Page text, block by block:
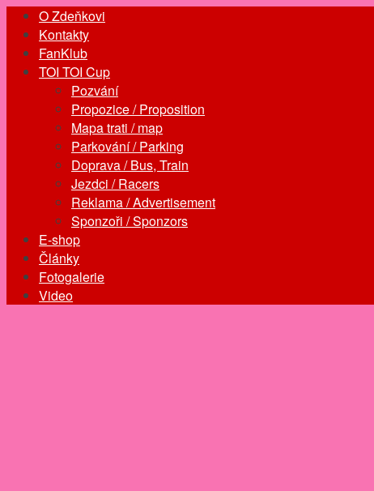
O Zdeňkovi
Kontakty
FanKlub
TOI TOI Cup
Pozvání
Propozice / Proposition
Mapa trati / map
Parkování / Parking
Doprava / Bus, Train
Jezdci / Racers
Reklama / Advertisement
Sponzoři / Sponzors
E-shop
Články
Fotogalerie
Video